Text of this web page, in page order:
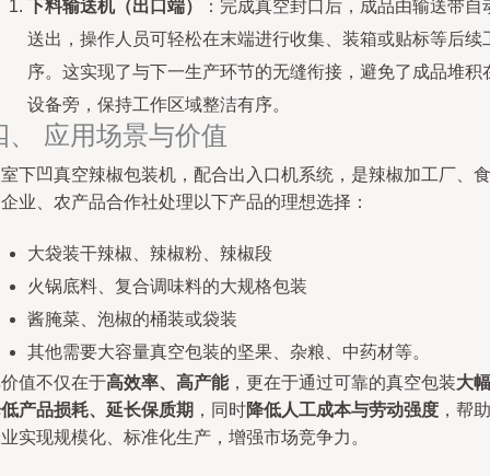
下料输送机（出口端）
：完成真空封口后，成品由输送带自
送出，操作人员可轻松在末端进行收集、装箱或贴标等后续
序。这实现了与下一生产环节的无缝衔接，避免了成品堆积
设备旁，保持工作区域整洁有序。
、 应用场景与价值
下凹真空辣椒包装机，配合出入口机系统，是辣椒加工厂、食
业、农产品合作社处理以下产品的理想选择：
大袋装干辣椒、辣椒粉、辣椒段
火锅底料、复合调味料的大规格包装
酱腌菜、泡椒的桶装或袋装
其他需要大容量真空包装的坚果、杂粮、中药材等。
值不仅在于高效率、高产能，更在于通过可靠的真空包装大幅
产品损耗、延长保质期 ，同时降低人工成本与劳动强度 ，帮助
实现规模化、标准化生产，增强市场竞争力。